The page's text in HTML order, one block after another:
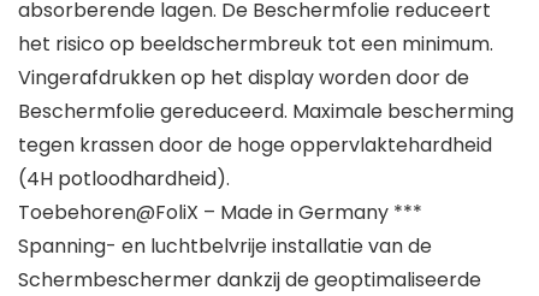
absorberende lagen. De Beschermfolie reduceert
het risico op beeldschermbreuk tot een minimum.
Vingerafdrukken op het display worden door de
Beschermfolie gereduceerd. Maximale bescherming
tegen krassen door de hoge oppervlaktehardheid
(4H potloodhardheid).
Toebehoren@FoliX – Made in Germany ***
Spanning- en luchtbelvrije installatie van de
Schermbeschermer dankzij de geoptimaliseerde